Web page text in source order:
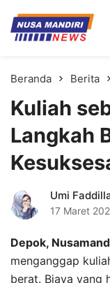
Kampus
Universitas Nusa
Beranda Berita
Kuliah
Langkah
Umi
17 Maret
Depok,
menganggap
berat. Biaya yang